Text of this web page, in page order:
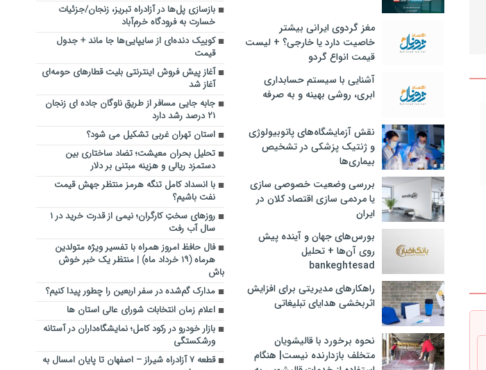
مغز گردوی ایرانی بیشتر
خاصیت دارد یا خارجی؟ + لیست
قیمت انواع گردو
آشنایی با سیستم حسابداری
ابری، روشی بهینه و به صرفه
نقش آزمایشگاه‌های پاتوبیولوژی
و ژنتیک پزشکی در تشخیص
بیماری‌ها
بررسی وضعیت خصوصی سازی
یا مردمی سازی اقتصاد کلان در
ایران
بورس‌های جهان و آینده پیش
روی آن‌ها + تحلیل
bankeghtesad
راهکارهای مدیریتی برای افزایش
اثربخشی هدایای تبلیغاتی
نحوه برخورد با قالیشویان
متخلف بازدارنده نیست| هنگام
بازسازی پل‌ها در آزادراه تبریز، زنجان/جزئیات
خسارت به فرودگاه خرم‌آباد
کوییک دنده‌ای از سایپایی‌ها جا ماند + جدول
قیمت
آغاز پیش فروش اینترنتی بلیت قطارهای حومه‌ای
آغاز شد
جابه جایی مسافر از طریق ناوگان جاده ای زنجان
۲۱ درصد رشد دارد
استان تهران غربی تشکیل می شود؟
تحلیل بحران معیشت؛ تضاد ساختاری بین
دستمزد ریالی و هزینه‌ مبتنی بر دلار
با انسداد کامل تنگه هرمز منتظر جهش قیمت
نفت باشیم؟
روزهای سختِ کارگران؛ نیمی از قدرت خرید در ۱
سال آب رفت
فال حافظ امروز همراه با تفسیر ویژه متولدین
هرماه (۱۹ خرداد ماه) | منتظر یک خبر خوش
باش
مدارک گم‌شده در سفر اربعین را چطور پیدا کنیم؟
اعلام زمان انتخابات شورای عالی استان ها
بازار خودرو در رکود کامل؛ نمایشگاه‌داران در آستانه
ورشکستگی
قطعه ۷ آزادراه شیراز – اصفهان تا پایان امسال به‌